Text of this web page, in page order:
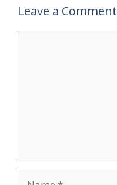
Leave a Comment